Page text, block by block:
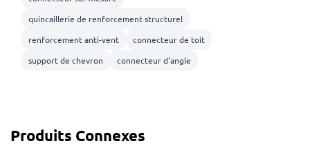
quincaillerie de renforcement structurel
renforcement anti-vent
connecteur de toit
support de chevron
connecteur d'angle
Produits Connexes